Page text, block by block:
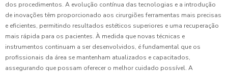
dos procedimentos. A evolução contínua das tecnologias e a introdução
de inovações têm proporcionado aos cirurgiões ferramentas mais precisas
e eficientes, permitindo resultados estéticos superiores e uma recuperação
mais rápida para os pacientes. À medida que novas técnicas e
instrumentos continuam a ser desenvolvidos, é fundamental que os
profissionais da área se mantenham atualizados e capacitados,
assegurando que possam oferecer o melhor cuidado possível. A